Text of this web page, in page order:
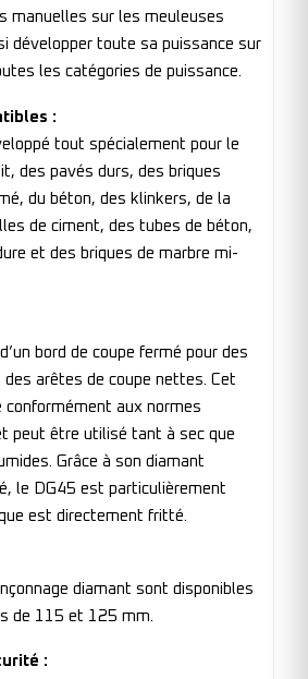
manuelles sur les meuleuses
développer toute sa puissance sur
les catégories de puissance.
:
tout spécialement pour le
des pavés durs, des briques
du béton, des klinkers, de la
de ciment, des tubes de béton,
et des briques de marbre mi-
bord de coupe fermé pour des
arêtes de coupe nettes. Cet
aux normes
peut être utilisé tant à sec que
Grâce à son diamant
le DG45 est particulièrement
est directement fritté.
diamant sont disponibles
de 115 et 125 mm.
: